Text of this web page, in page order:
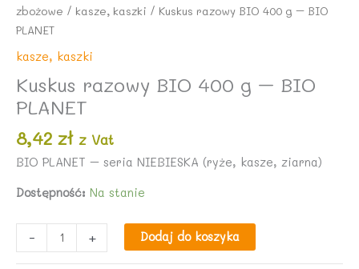
zbożowe / kasze, kaszki / Kuskus razowy BIO 400 g – BIO
PLANET
kasze, kaszki
Kuskus razowy BIO 400 g – BIO
PLANET
8,42 zł z Vat
BIO PLANET – seria NIEBIESKA (ryże, kasze, ziarna)
Dostępność: Na stanie
-
Kuskus
+ Dodaj do koszyka